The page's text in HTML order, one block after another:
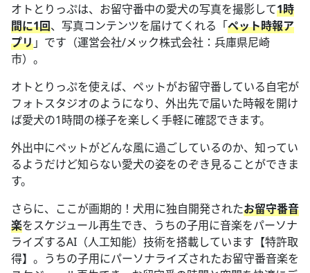
オトとりっぷは、お留守番中の愛犬の写真を撮影して1時
間に1回、写真コンテンツを届けてくれる「ペット時報ア
プリ」です（運営会社/メック株式会社：兵庫県尼崎
市）。
オトとりっぷを使えば、ペットがお留守番している自宅が
フォトスタジオのようになり、外出先で届いた時報を開け
ば愛犬の1時間の様子を楽しく手軽に確認できます。
外出中にペットがどんな風に過ごしているのか、知ってい
るようだけど知らない愛犬の姿をのぞき見ることができま
す。
さらに、ここが画期的！犬用に独自開発されたお留守番音
楽をスケジュール再生でき、うちの子用に音楽をパーソナ
ライズするAI（人工知能）技術を搭載しています【特許取
得】。うちの子用にパーソナライズされたお留守番音楽を